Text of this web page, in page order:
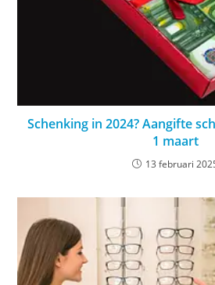
Schenking in 2024? Aangifte
1 maart
13 februari